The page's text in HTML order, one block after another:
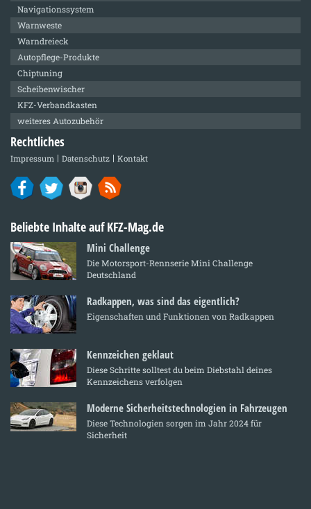
Navigationssystem
Warnweste
Warndreieck
Autopflege-Produkte
Chiptuning
Scheibenwischer
KFZ-Verbandkasten
weiteres Autozubehör
Rechtliches
Impressum Datenschutz Kontakt
Beliebte Inhalte auf KFZ-Mag.de
Mini Challenge
Die Motorsport-Rennserie Mini Challenge
Deutschland
Radkappen, was sind das eigentlich?
Eigenschaften und Funktionen von Radkappen
Kennzeichen geklaut
Diese Schritte solltest du beim Diebstahl deines
Kennzeichens verfolgen
Moderne Sicherheitstechnologien in Fahrzeugen
Diese Technologien sorgen im Jahr 2024 für
Sicherheit